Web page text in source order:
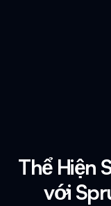
Thể Hiện
với